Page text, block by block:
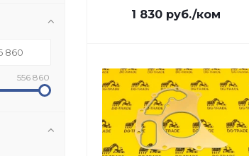
1 830 руб./ком
556 860